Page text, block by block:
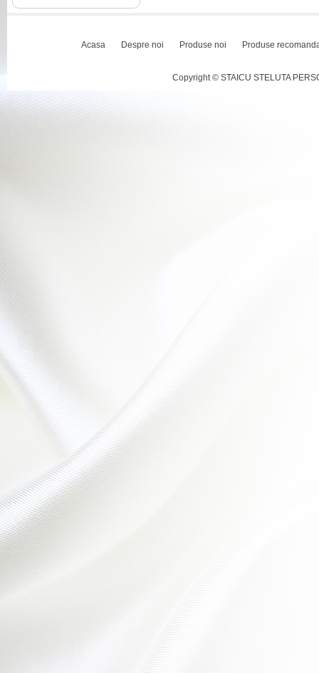
Acasa Despre noi Produse noi Produse
Copyright © STAICU STELUTA